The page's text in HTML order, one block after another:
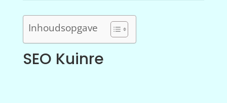
Inhoudsopgave
SEO Kuinre